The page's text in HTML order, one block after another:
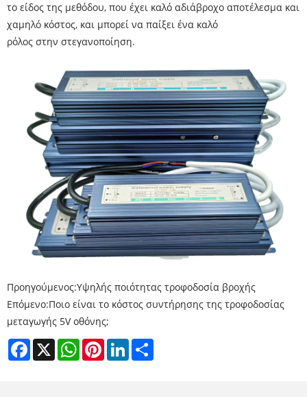
το είδος της μεθόδου, που έχει καλό αδιάβροχο αποτέλεσμα και
χαμηλό κόστος, και μπορεί να παίξει ένα καλό
ρόλος στην στεγανοποίηση.
Προηγούμενος:Υψηλής ποιότητας τροφοδοσία βροχής
Επόμενο:Ποιο είναι το κόστος συντήρησης της τροφοδοσίας
μεταγωγής 5V οθόνης;
Facebook
X WhatsAppPinterestLinkedIn